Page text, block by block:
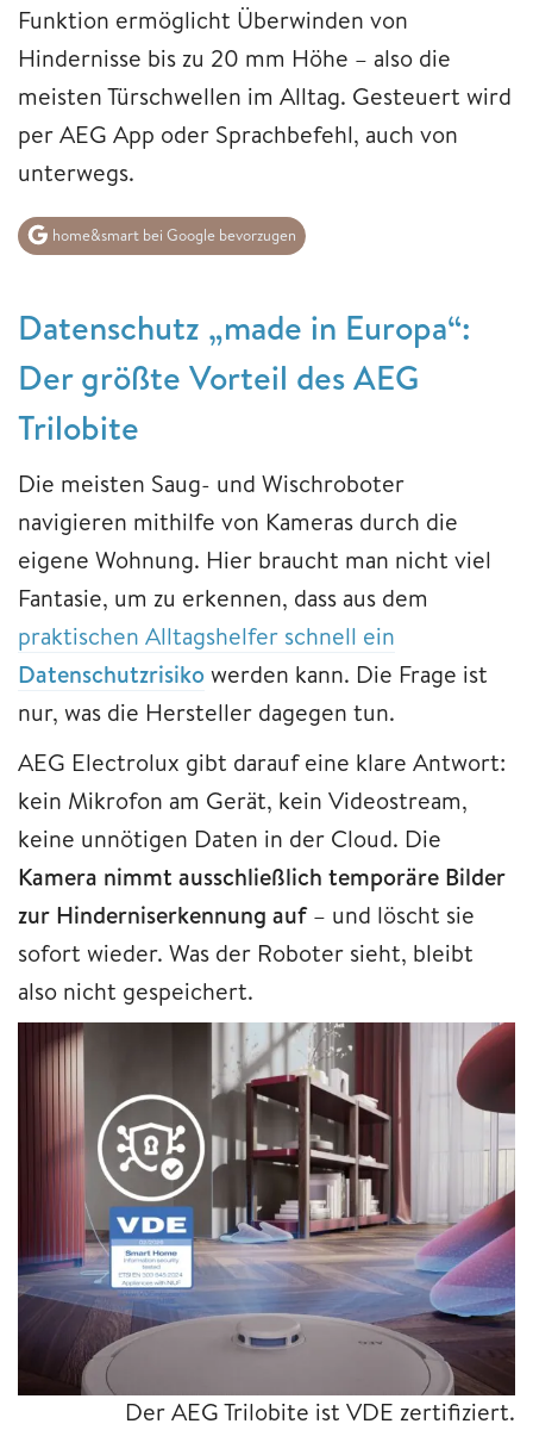
Funktion ermöglicht Überwinden von
Hindernisse bis zu 20 mm Höhe – also die
meisten Türschwellen im Alltag. Gesteuert wird
per AEG App oder Sprachbefehl, auch von
unterwegs.
home&smart bei Google bevorzugen
Datenschutz „made in Europa“:
Der größte Vorteil des AEG
Trilobite
Die meisten Saug- und Wischroboter
navigieren mithilfe von Kameras durch die
eigene Wohnung. Hier braucht man nicht viel
Fantasie, um zu erkennen, dass aus dem
praktischen Alltagshelfer schnell ein
Datenschutzrisikowerden kann. Die Frage ist
nur, was die Hersteller dagegen tun.
AEG Electrolux gibt darauf eine klare Antwort:
kein Mikrofon am Gerät, kein Videostream,
keine unnötigen Daten in der Cloud. Die
Kamera nimmt ausschließlich temporäre Bilder
zur Hinderniserkennung auf– und löscht sie
sofort wieder. Was der Roboter sieht, bleibt
also nicht gespeichert.
Der AEG Trilobite ist VDE zertifiziert.